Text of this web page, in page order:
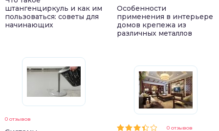
штангенциркуль и как им
пользоваться: советы для
начинающих
0 отзывов
Особенности
применения в интерьере
домов крепежа из
различных металлов
0 отзывов